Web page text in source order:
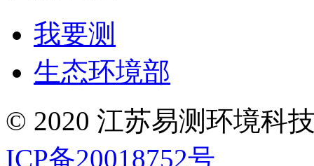
我要测
生态环境部
© 2020 江苏易测环境科
ICP备20018752号